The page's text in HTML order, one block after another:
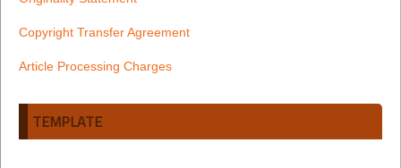
Copyright Transfer Agreement
Article Processing Charges
TEMPLATE